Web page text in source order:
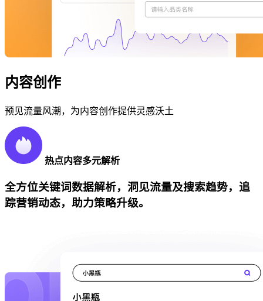
内容创作
预见流量风潮，为内容创作提供灵感沃土
热点内容多元解析
全方位关键词数据解析，洞见流量及搜索趋势，追
踪营销动态，助力策略升级。